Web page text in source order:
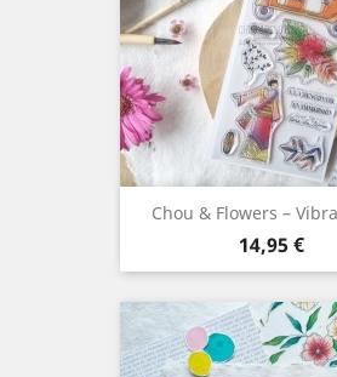
Chou & Flowers –
Prix
14,95 €